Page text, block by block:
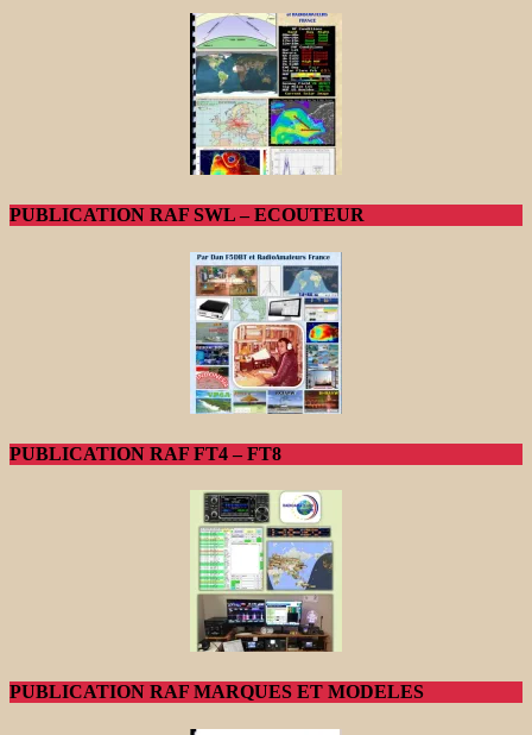
PUBLICATION RAF SWL – ECOUTEUR
PUBLICATION RAF FT4 – FT8
PUBLICATION RAF MARQUES ET MODELES